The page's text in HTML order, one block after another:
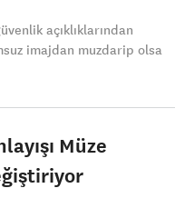
açıklıklarından
imajdan muzdarip olsa
Müze